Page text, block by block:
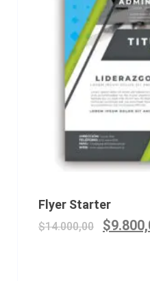
Flyer Starter
$14.000,00 $